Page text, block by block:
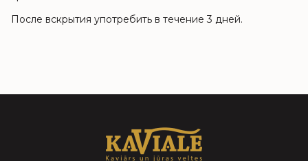
После вскрытия употребить в течение 3 дней.